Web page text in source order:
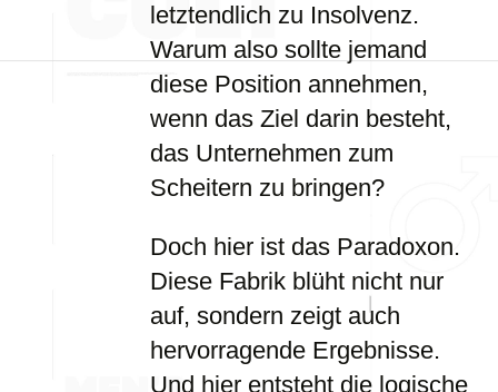
letztendlich zu Insolvenz.
Warum also sollte jemand
diese Position annehmen,
wenn das Ziel darin besteht,
das Unternehmen zum
Scheitern zu bringen?
Doch hier ist das Paradoxon.
Diese Fabrik blüht nicht nur
auf, sondern zeigt auch
hervorragende Ergebnisse.
Und hier entsteht die logische